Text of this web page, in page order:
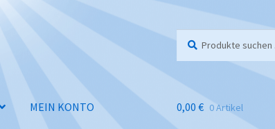
nach:
MEIN KONTO 0,00 € 0 Artikel